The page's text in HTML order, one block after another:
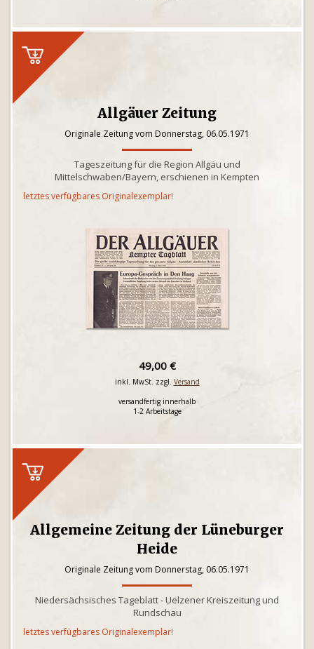
Allgäuer Zeitung
Originale Zeitung vom Donnerstag, 06.05.1971
Tageszeitung für die Region Allgäu und
Mittelschwaben/Bayern, erschienen in Kempten
letztes verfügbares Originalexemplar!
49,00 €
inkl. MwSt. zzgl. Versand
versandfertig innerhalb
1-2 Arbeitstage
Allgemeine Zeitung der Lüneburger
Heide
Originale Zeitung vom Donnerstag, 06.05.1971
Niedersächsisches Tageblatt - Uelzener Kreiszeitung und
Rundschau
letztes verfügbares Originalexemplar!